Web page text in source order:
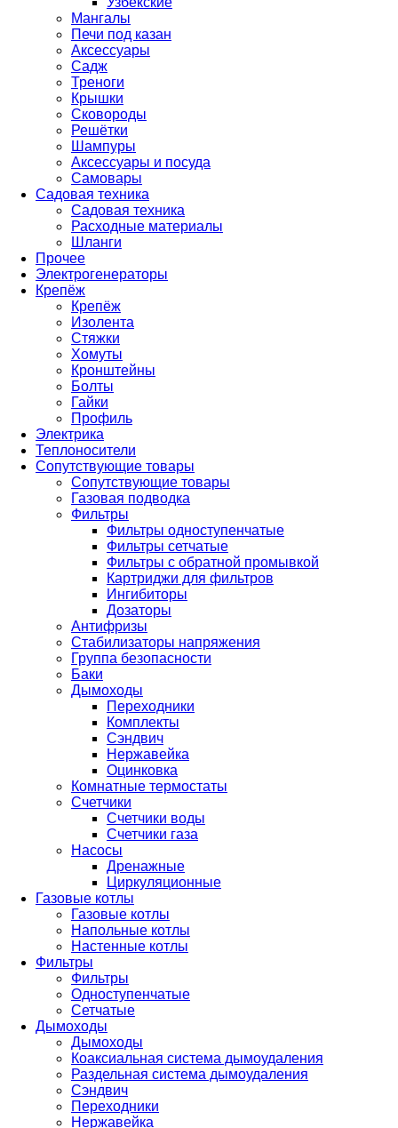
Мангалы
Печи под казан
Аксессуары
Садж
Треноги
Крышки
Сковороды
Решётки
Шампуры
Аксессуары и посуда
Самовары
Садовая техника
Садовая техника
Расходные материалы
Шланги
Прочее
Электрогенераторы
Крепёж
Крепёж
Изолента
Стяжки
Хомуты
Кронштейны
Болты
Гайки
Профиль
Электрика
Теплоносители
Сопутствующие товары
Сопутствующие товары
Газовая подводка
Фильтры
Фильтры одноступенчатые
Фильтры сетчатые
Фильтры с обратной промывкой
Картриджи для фильтров
Ингибиторы
Дозаторы
Антифризы
Стабилизаторы напряжения
Группа безопасности
Баки
Дымоходы
Переходники
Комплекты
Сэндвич
Нержавейка
Оцинковка
Комнатные термостаты
Счетчики
Счетчики воды
Счетчики газа
Насосы
Дренажные
Циркуляционные
Газовые котлы
Газовые котлы
Напольные котлы
Настенные котлы
Фильтры
Фильтры
Одноступенчатые
Сетчатые
Дымоходы
Дымоходы
Коаксиальная система дымоудаления
Раздельная система дымоудаления
Сэндвич
Переходники
Нержавейка